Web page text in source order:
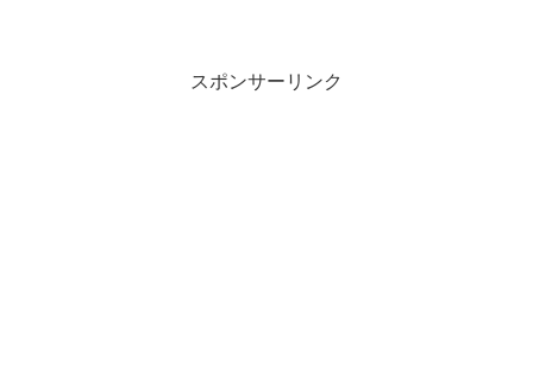
スポンサーリンク